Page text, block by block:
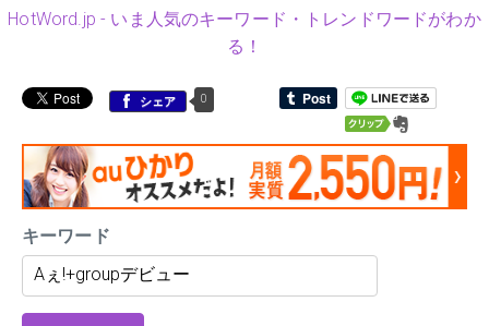
HotWord.jp - いま人気のキーワード・トレンドワードがわか
る！
シェア 0
キーワード